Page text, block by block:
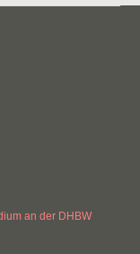
an der DHBW